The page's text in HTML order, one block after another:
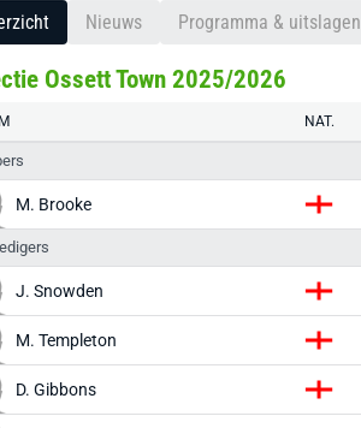
Nieuws Programma & uitslagen
Ossett Town 2025/2026
NAT.
M. Brooke
J. Snowden
M. Templeton
D. Gibbons